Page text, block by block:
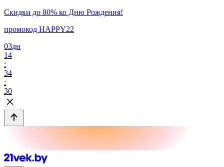
Скидки до 80% ко Дню Рождения!
промокод HAPPY22
03дн
14
:
34
:
30